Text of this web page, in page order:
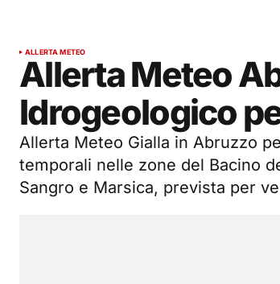
ALLERTA METEO
Allerta Meteo
Idrogeologico
Allerta Meteo Gialla in Abruzzo
temporali nelle zone del Bacino
Sangro e Marsica, prevista per